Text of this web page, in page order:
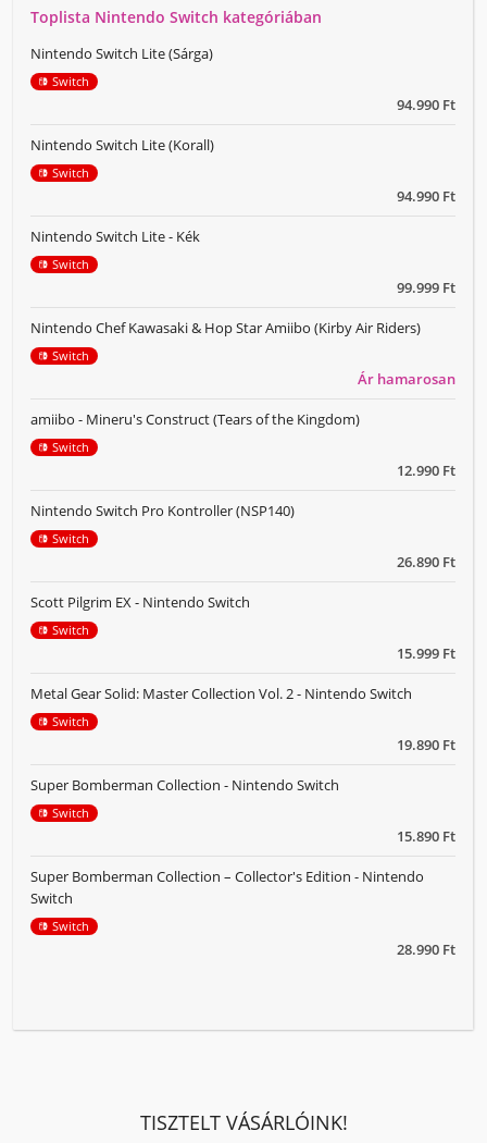
Toplista Nintendo Switch kategóriában
94.990 Ft
Nintendo Switch Lite (Sárga)
Switch
94.990 Ft
Nintendo Switch Lite (Korall)
Switch
99.999 Ft
Nintendo Switch Lite - Kék
Switch
Ár hamarosan
Nintendo Chef Kawasaki & Hop Star Amiibo (Kirby Air Riders)
Switch
12.990 Ft
amiibo - Mineru's Construct (Tears of the Kingdom)
Switch
26.890 Ft
Nintendo Switch Pro Kontroller (NSP140)
Switch
15.999 Ft
Scott Pilgrim EX - Nintendo Switch
Switch
19.890 Ft
Metal Gear Solid: Master Collection Vol. 2 - Nintendo Switch
Switch
15.890 Ft
Super Bomberman Collection - Nintendo Switch
Switch
28.990 Ft
Super Bomberman Collection – Collector's Edition - Nintendo
Switch
Switch
TISZTELT VÁSÁRLÓINK!